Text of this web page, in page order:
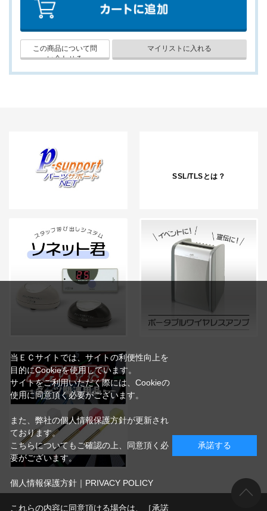
SSL/TLSとは？
当ＥＣサイトでは、サイトの利便性向上を
目的にCookieを使用しています。
サイトをご利用いただく際には、Cookieの
使用に同意頂く必要がございます。
また、弊社の個人情報保護方針が更新され
ております。
こちらについてもご確認の上、同意頂く必
要がございます。
個人情報保護方針｜PRIVACY POLICY
これらの内容に同意頂ける場合は、［承諾
承諾する